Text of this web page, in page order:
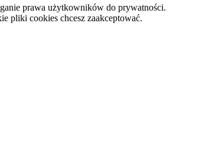
prawa użytkowników do prywatności.
pliki cookies chcesz zaakceptować.